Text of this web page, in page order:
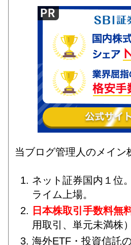
当ブログ管理人のメイン
ネット証券国内１位
ライム上場。
日本株取引手数料無
用取引、単元未満株
海外ETF・投資信託